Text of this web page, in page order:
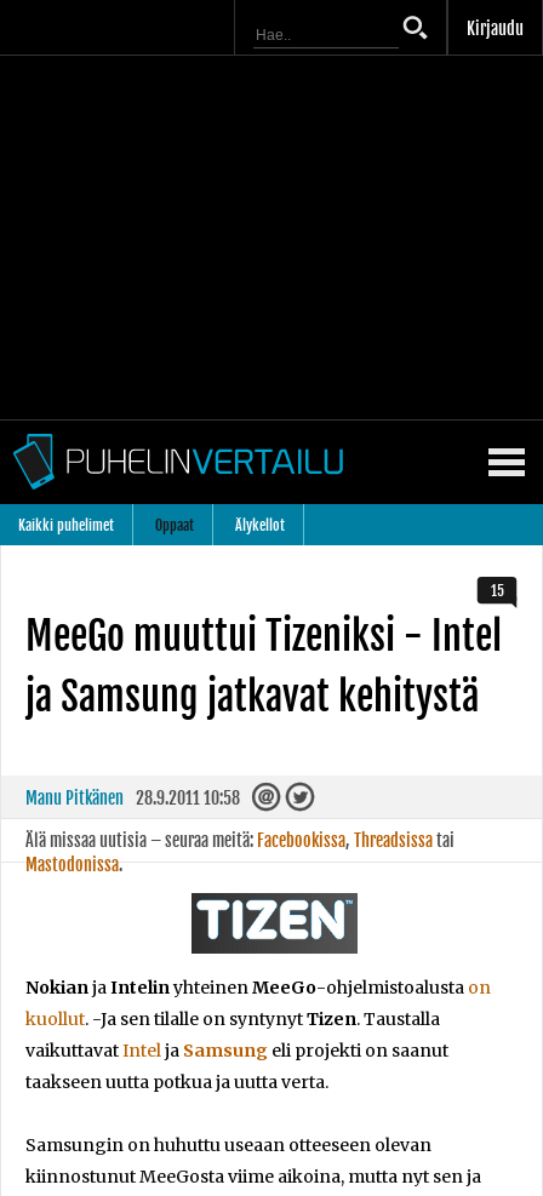
Kirjaudu
Kaikki puhelimet Oppaat Älykellot
MeeGo muuttui Tizeniksi - Intel
ja Samsung jatkavat kehitystä
15
Manu Pitkänen 28.9.2011 10:58
Älä missaa uutisia – seuraa meitä: Facebookissa, Threadsissatai
Mastodonissa.
NokianjaIntelinyhteinenMeeGo-ohjelmistoalusta on
kuollut. -Ja sen tilalle on syntynytTizen. Taustalla
vaikuttavatIntelja Samsung eli projekti on saanut
taakseen uutta potkua ja uutta verta.
Samsungin on huhuttu useaan otteeseen olevan
kiinnostunut MeeGosta viime aikoina, mutta nyt sen ja